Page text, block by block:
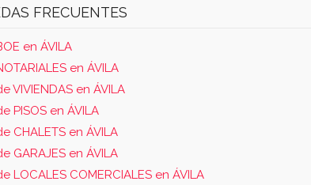
FRECUENTES
en ÁVILA
en ÁVILA
VIVIENDAS en ÁVILA
PISOS en ÁVILA
CHALETS en ÁVILA
GARAJES en ÁVILA
LOCALES COMERCIALES en ÁVILA